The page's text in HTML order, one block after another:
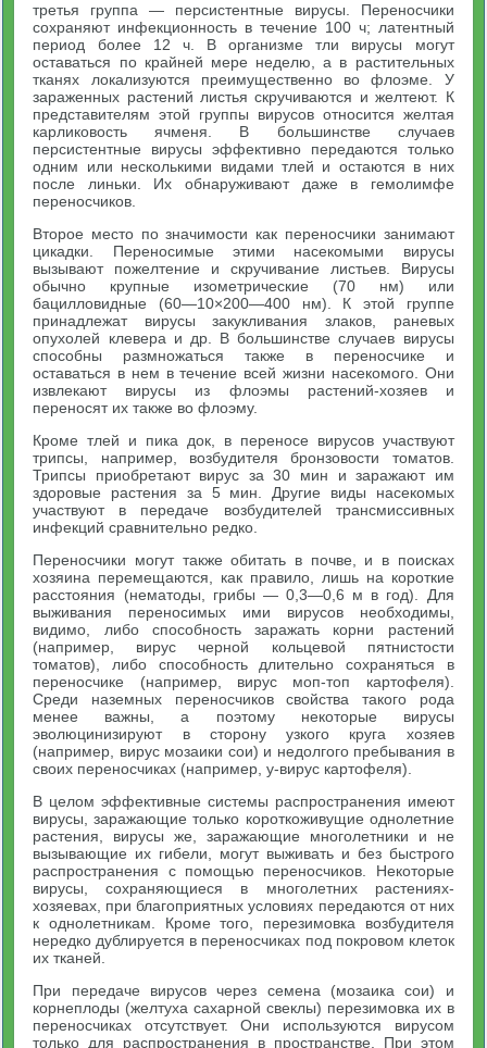
третья группа — персистентные вирусы. Переносчики
сохраняют инфекционность в течение 100 ч; латентный
период более 12 ч. В организме тли вирусы могут
оставаться по крайней мере неделю, а в растительных
тканях локализуются преимущественно во флоэме. У
зараженных растений листья скручиваются и желтеют. К
представителям этой группы вирусов относится желтая
карликовость ячменя. В большинстве случаев
персистентные вирусы эффективно передаются только
одним или несколькими видами тлей и остаются в них
после линьки. Их обнаруживают даже в гемолимфе
переносчиков.
Второе место по значимости как переносчики занимают
цикадки. Переносимые этими насекомыми вирусы
вызывают пожелтение и скручивание листьев. Вирусы
обычно крупные изометрические (70 нм) или
бацилловидные (60—10×200—400 нм). К этой группе
принадлежат вирусы закукливания злаков, раневых
опухолей клевера и др. В большинстве случаев вирусы
способны размножаться также в переносчике и
оставаться в нем в течение всей жизни насекомого. Они
извлекают вирусы из флоэмы растений-хозяев и
переносят их также во флоэму.
Кроме тлей и пика док, в переносе вирусов участвуют
трипсы, например, возбудителя бронзовости томатов.
Трипсы приобретают вирус за 30 мин и заражают им
здоровые растения за 5 мин. Другие виды насекомых
участвуют в передаче возбудителей трансмиссивных
инфекций сравнительно редко.
Переносчики могут также обитать в почве, и в поисках
хозяина перемещаются, как правило, лишь на короткие
расстояния (нематоды, грибы — 0,3—0,6 м в год). Для
выживания переносимых ими вирусов необходимы,
видимо, либо способность заражать корни растений
(например, вирус черной кольцевой пятнистости
томатов), либо способность длительно сохраняться в
переносчике (например, вирус моп-топ картофеля).
Среди наземных переносчиков свойства такого рода
менее важны, а поэтому некоторые вирусы
эволюцинизируют в сторону узкого круга хозяев
(например, вирус мозаики сои) и недолгого пребывания в
своих переносчиках (например, y-вирус картофеля).
В целом эффективные системы распространения имеют
вирусы, заражающие только короткоживущие однолетние
растения, вирусы же, заражающие многолетники и не
вызывающие их гибели, могут выживать и без быстрого
распространения с помощью переносчиков. Некоторые
вирусы, сохраняющиеся в многолетних растениях-
хозяевах, при благоприятных условиях передаются от них
к однолетникам. Кроме того, перезимовка возбудителя
нередко дублируется в переносчиках под покровом клеток
их тканей.
При передаче вирусов через семена (мозаика сои) и
корнеплоды (желтуха сахарной свеклы) перезимовка их в
переносчиках отсутствует. Они используются вирусом
только для распространения в пространстве. При этом